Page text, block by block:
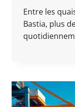
Entre les
Bastia, plus